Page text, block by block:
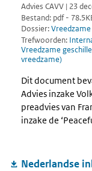
Advies CAVV | 23
Bestand: pdf -
Dossier:
Trefwoorden:
Vreedzame
vreedzame)
Dit document
Advies inzake
preadvies van
inzake de
Nederlandse